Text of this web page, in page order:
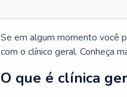
Se em algum momento você
com o clínico geral. Conheça
O que é clínica